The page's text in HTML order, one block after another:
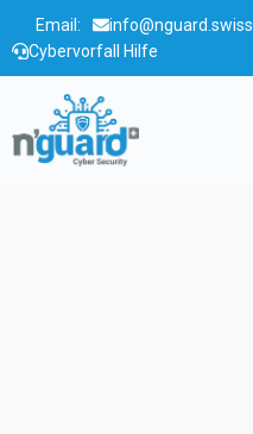
Email: info@nguard.swiss
Cybervorfall Hilfe